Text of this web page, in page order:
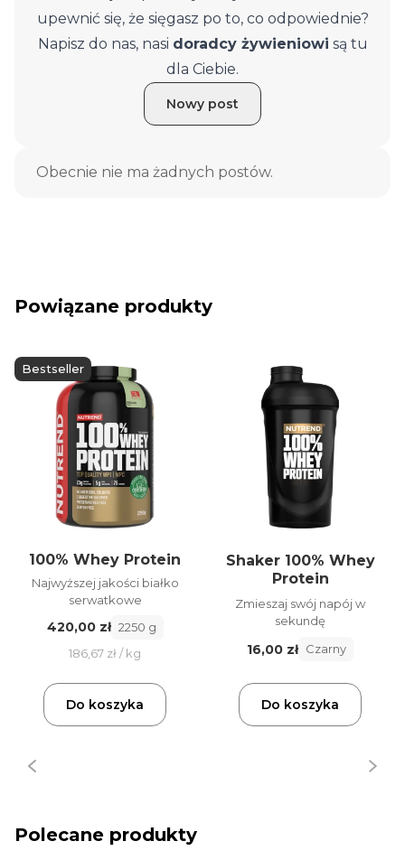
upewnić się, że sięgasz po to, co odpowiednie?
Napisz do nas, nasi doradcy żywieniowi są tu
dla Ciebie.
Nowy post
Obecnie nie ma żadnych postów.
Powiązane produkty
Bestseller
100% Whey Protein
Najwyższej jakości białko
serwatkowe
420,00 zł 2250 g
186,67 zł / kg
Do koszyka
Shaker 100% Whey
Protein
Zmieszaj swój napój w
sekundę
16,00 zł Czarny
Do koszyka
Polecane produkty